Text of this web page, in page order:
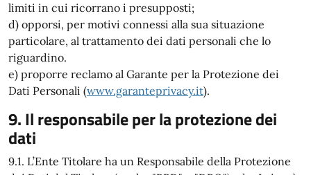
limiti in cui ricorrano i presupposti;
d) opporsi, per motivi connessi alla sua situazione
particolare, al trattamento dei dati personali che lo
riguardino.
e) proporre reclamo al Garante per la Protezione dei
Dati Personali (www.garanteprivacy.it).
9. Il responsabile per la protezione dei
dati
9.1. L’Ente Titolare ha un Responsabile della Protezione